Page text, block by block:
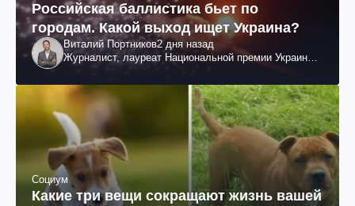
Российская баллистика бьет по
городам. Какой выход ищет Украина?
Виталий Портников2 дня назад
Журналист, лауреат Национальной премии Украины
Социум
Какие три вещи сокращают жизнь вашей